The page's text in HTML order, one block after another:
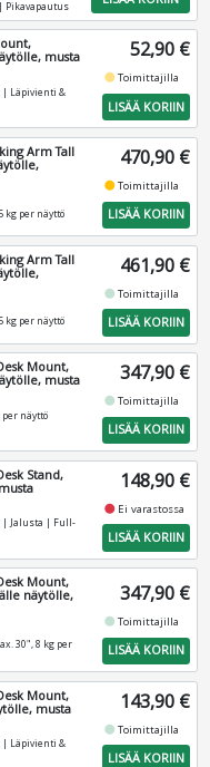
Pikavapautus
musta
| Läpivienti &
52,90 €
fiber_manual_recordToimittajilla
LISÄÄ KORIIN
Arm Tall
kg per näyttö
470,90 €
fiber_manual_recordToimittajilla
LISÄÄ KORIIN
Arm Tall
kg per näyttö
461,90 €
fiber_manual_recordToimittajilla
LISÄÄ KORIIN
Mount,
musta
per näyttö
347,90 €
fiber_manual_recordToimittajilla
LISÄÄ KORIIN
Stand,
| Jalusta | Full-
148,90 €
fiber_manual_record Ei varastossa
LISÄÄ KORIIN
Mount,
näytölle,
30", 8 kg per
347,90 €
fiber_manual_recordToimittajilla
LISÄÄ KORIIN
Mount,
musta
| Läpivienti &
143,90 €
fiber_manual_recordToimittajilla
LISÄÄ KORIIN